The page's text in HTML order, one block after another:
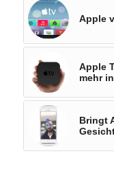
Apple
Apple
mehr
Bringt